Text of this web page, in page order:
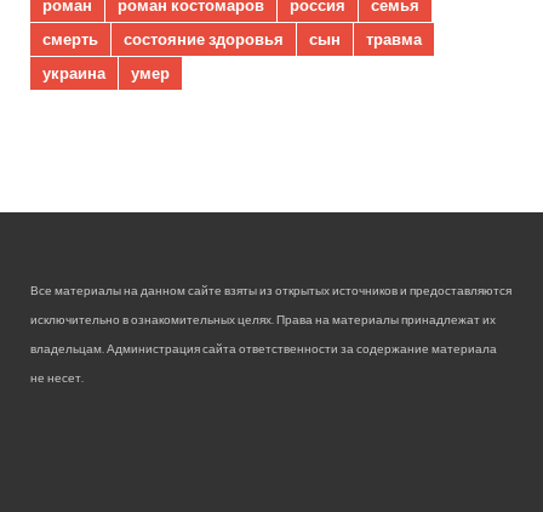
роман
роман костомаров россия
семья
смерть
состояние здоровья сын
травма
украина
умер
Все материалы на данном сайте взяты из открытых источников и предоставляются
исключительно в ознакомительных целях. Права на материалы принадлежат их
владельцам. Администрация сайта ответственности за содержание материала
не несет.